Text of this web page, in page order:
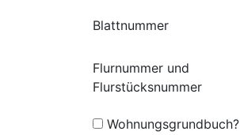
Blattnummer
Flurnummer und
Flurstücksnummer
Wohnungsgrundbuch?